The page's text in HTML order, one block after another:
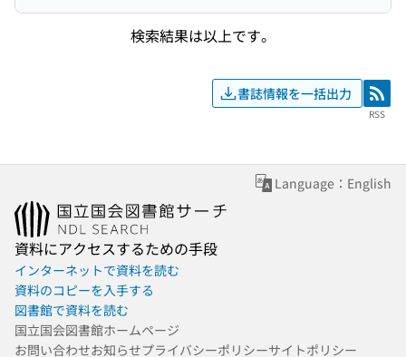
検索結果は以上です。
書誌情報を一括出力 RSS
RSS
Language：English
資料にアクセスするための手段
インターネットで資料を読む
資料のコピーを入手する
図書館で資料を読む
国立国会図書館ホームページ
お問い合わせお知らせプライバシーポリシーサイトポリシー